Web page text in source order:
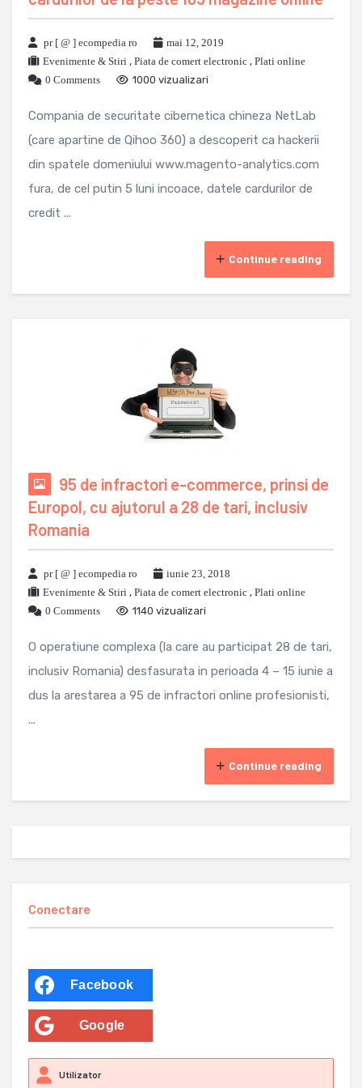
pr [ @ ] ecompedia ro
mai 12, 2019
Evenimente & Stiri , Piata de comert electronic , Plati online
0 Comments
1000 vizualizari
Compania de securitate cibernetica chineza NetLab
(care apartine de Qihoo 360) a descoperit ca hackerii
din spatele domeniului www.magento-analytics.com
fura, de cel putin 5 luni incoace, datele cardurilor de
credit ...
Continue reading
95 de infractori e-commerce, prinsi de
Europol, cu ajutorul a 28 de tari, inclusiv
Romania
pr [ @ ] ecompedia ro
iunie 23, 2018
Evenimente & Stiri , Piata de comert electronic , Plati online
0 Comments
1140 vizualizari
O operatiune complexa (la care au participat 28 de tari,
inclusiv Romania) desfasurata in perioada 4 – 15 iunie a
dus la arestarea a 95 de infractori online profesionisti,
...
Continue reading
Conectare
Facebook
Google